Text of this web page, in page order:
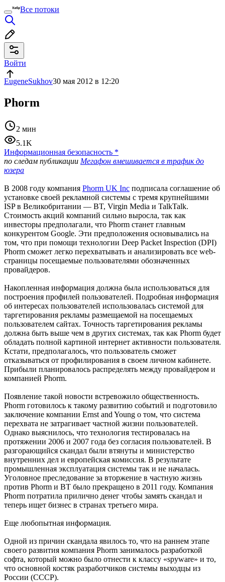
Все потоки
Войти
EugeneSukhov30 мая 2012 в 12:20
Phorm
2 мин
5.1K
Информационная безопасность *
по следам публикации Мегафон вмешивается в трафик до
юзера
В 2008 году компания Phorm UK Inc подписала соглашение об
установке своей рекламной системы с тремя крупнейшими
ISP в Великобритании — BT, Virgin Media и TalkTalk.
Стоимость акций компаний сильно выросла, так как
инвесторы предполагали, что Phorm станет главным
конкурентом Google. Эти предположения основывались на
том, что при помощи технологии Deep Packet Inspection (DPI)
Phorm сможет легко перехватывать и анализировать все web-
страницы посещаемые пользователями обозначенных
провайдеров.
Накопленная информация должна была использоваться для
построения профилей пользователей. Подробная информация
об интересах пользователей использовалась системой для
таргетирования рекламы размещаемой на посещаемых
пользователем сайтах. Точность таргетирования рекламы
должна быть выше чем в других системах, так как Phorm будет
обладать полной картиной интернет активности пользователя.
Кстати, предполагалось, что пользователь сможет
отказываться от профилирования в своем личном кабинете.
Прибыли планировалось распределять между провайдером и
компанией Phorm.
Появление такой новости встревожило общественность.
Phorm готовилось к такому развитию событий и подготовило
заключение компании Ernst and Young о том, что система
перехвата не затрагивает частной жизни пользователей.
Однако выяснилось, что технология тестировалась на
протяжении 2006 и 2007 года без согласия пользователей. В
разгорающийся скандал были втянуты и министерство
внутренних дел и европейская комиссия. В результате
промышленная эксплуатация системы так и не началась.
Уголовное преследование за вторжение в частную жизнь
против Phorm и BT было прекращено в 2011 году. Компания
Phorm потратила прилично денег чтобы замять скандал и
теперь ищет бизнес в странах третьего мира.
Еще любопытная информация.
Одной из причин скандала явилось то, что на раннем этапе
своего развития компания Phorm занималось разработкой
софта, который можно было отнести к классу «spyware» и то,
что основной костяк разработчиков системы выходцы из
России (СССР).